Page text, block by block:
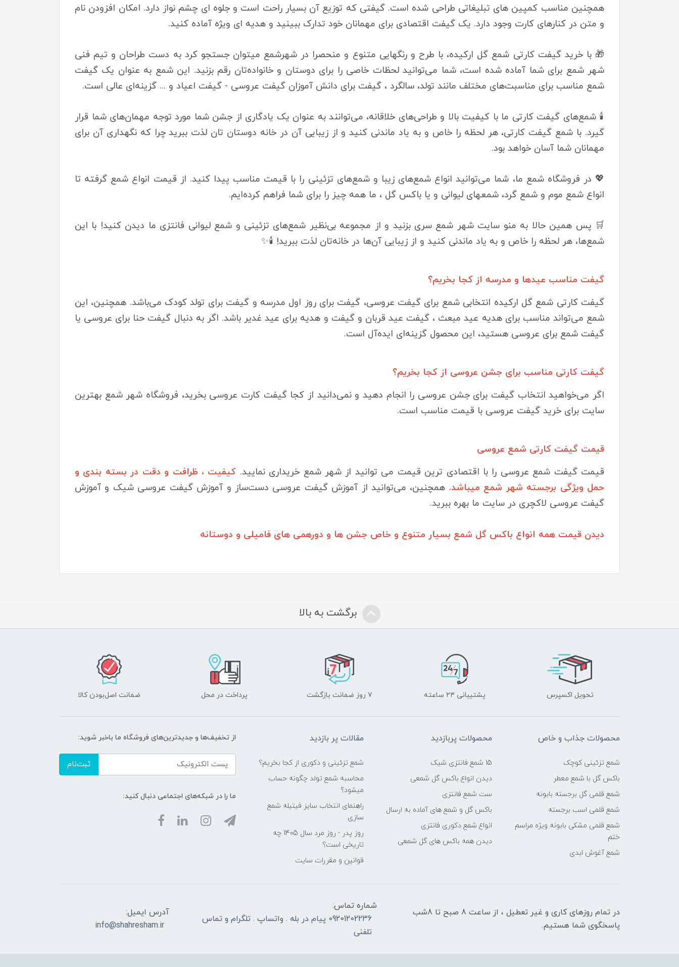
همچنین مناسب کمپین های تبلیغاتی طراحی شده است. گیفتی که توزیع آن بسیار راحت است و جلوه ای چشم نواز دارد. امکان افزودن نام
و متن در کنارهای کارت وجود دارد. یک گیفت اقتصادی برای مهمانان خود تدارک ببینید و هدیه ای ویژه آماده کنید.
🎁 با خرید گیفت کارتی شمع گل ارکیده، با طرح و رنگهایی متنوع و منحصرا در شهرشمع میتوان جستجو کرد به دست طراحان و تیم فنی
شهر شمع برای شما آماده شده است، شما می‌توانید لحظات خاصی را برای دوستان و خانواده‌تان رقم بزنید. این شمع به عنوان یک گیفت
شمع مناسب برای مناسبت‌های مختلف مانند تولد، سالگرد ، گیفت برای دانش آموزان گیفت عروسی - گیفت اعیاد و ... گزینه‌ای عالی است.
🕯️ شمع‌های گیفت کارتی ما با کیفیت بالا و طراحی‌های خلاقانه، می‌توانند به عنوان یک یادگاری از جشن شما مورد توجه مهمان‌های شما قرار
گیرد. با شمع گیفت کارتی، هر لحظه را خاص و به یاد ماندنی کنید و از زیبایی آن در خانه‌ دوستان تان لذت ببرید چرا که نگهداری آن برای
مهمانان شما آسان خواهد بود.
💖 در فروشگاه شمع ما، شما می‌توانید انواع شمع‌های زیبا و شمع‌های تزئینی را با قیمت مناسب پیدا کنید. از قیمت انواع شمع گرفته تا
انواع شمع موم و شمع گرد، شمعهای لیوانی و یا باکس گل ، ما همه چیز را برای شما فراهم کرده‌ایم.
🛒 پس همین حالا به منو سایت شهر شمع سری بزنید و از مجموعه بی‌نظیر شمع‌های تزئینی و شمع لیوانی فانتزی ما دیدن کنید! با این
شمع‌ها، هر لحظه را خاص و به یاد ماندنی کنید و از زیبایی آن‌ها در خانه‌تان لذت ببرید! 🕯️✨
گیفت مناسب عیدها و مدرسه از کجا بخریم؟
گیفت کارتی شمع گل ارکیده انتخابی شمع برای گیفت عروسی، گیفت برای روز اول مدرسه و گیفت برای تولد کودک می‌باشد. همچنین، این
شمع می‌تواند مناسب برای هدیه عید مبعث ، گیفت عید قربان و گیفت و هدیه برای عید غدیر باشد. اگر به دنبال گیفت حنا برای عروسی یا
گیفت شمع برای عروسی هستید، این محصول گزینه‌ای ایده‌آل است.
گیفت کارتی مناسب برای جشن عروسی از کجا بخریم؟
اگر می‌خواهید انتخاب گیفت برای جشن عروسی را انجام دهید و نمی‌دانید از کجا گیفت کارت عروسی بخرید، فروشگاه شهر شمع بهترین
سایت برای خرید گیفت عروسی با قیمت مناسب است.
قیمت گیفت کارتی شمع عروسی
قیمت گیفت شمع عروسی را با اقتصادی ترین قیمت می توانید از شهر شمع خریداری نمایید. کیفیت ، ظرافت و دقت در بسته بندی و
حمل ویژگی برجسته شهر شمع میباشد. همچنین، می‌توانید از آموزش گیفت عروسی دست‌ساز و آموزش گیفت عروسی شیک و آموزش
گیفت عروسی لاکچری در سایت ما بهره ببرید.
دیدن قیمت همه انواع باکس گل شمع بسیار متنوع و خاص جشن ها و دورهمی های فامیلی و دوستانه
برگشت به بالا
تحویل اکسپرس پشتیبانی ۲۴ ساعته ۷ روز ضمانت بازگشت پرداخت در محل ضمانت اصل‌بودن کالا
محصولات جذاب و خاص
شمع تزئینی کوچک
باکس گل با شمع معطر
شمع قلمی گل برجسته بابونه
شمع قلمی اسب برجسته
شمع قلمی مشکی بابونه ویژه مراسم
ختم
شمع آغوش ابدی
محصولات پربازدید
15 شمع فانتزی شیک
دیدن انواع باکس گل شمعی
ست شمع فانتزی
باکس گل و شمع های آماده به ارسال
انواع شمع دکوری فانتزی
دیدن همه باکس های گل شمعی
مقالات پر بازدید
شمع تزئینی و دکوری از کجا بخریم؟
محاسبه شمع تولد چگونه حساب
میشود؟
راهنمای انتخاب سایز فیتیله شمع
سازی
روز پدر - روز مرد سال 1405 چه
تاریخی است؟
قوانین و مقررات سایت
از تخفیف‌ها و جدیدترین‌های فروشگاه ما باخبر شوید:
ثبت‌نام
ما را در شبکه‌های اجتماعی دنبال کنید:
در تمام روزهای کاری و غیر تعطیل ، از ساعت 8 صبح تا 8شب
پاسخگوی شما هستیم.
شماره تماس:
09201202236 پیام در بله . واتساپ . تلگرام و تماس
تلفنی
آدرس ایمیل:
info@shahresham.ir